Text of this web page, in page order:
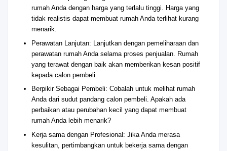
rumah Anda dengan harga yang terlalu tinggi. Harga yang
tidak realistis dapat membuat rumah Anda terlihat kurang
menarik.
Perawatan Lanjutan: Lanjutkan dengan pemeliharaan dan
perawatan rumah Anda selama proses penjualan. Rumah
yang terawat dengan baik akan memberikan kesan positif
kepada calon pembeli.
Berpikir Sebagai Pembeli: Cobalah untuk melihat rumah
Anda dari sudut pandang calon pembeli. Apakah ada
perbaikan atau perubahan kecil yang dapat membuat
rumah Anda lebih menarik?
Kerja sama dengan Profesional: Jika Anda merasa
kesulitan, pertimbangkan untuk bekerja sama dengan